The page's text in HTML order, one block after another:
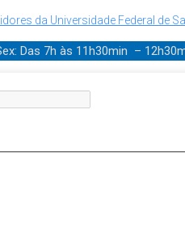
da Universidade Federal de
Das 7h às 11h30min –